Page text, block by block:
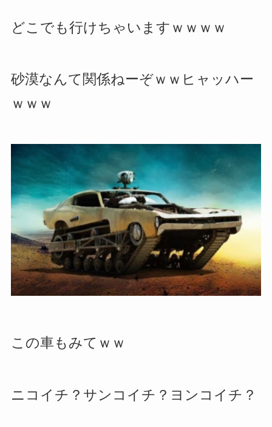
どこでも行けちゃいますｗｗｗｗ
砂漠なんて関係ねーぞｗｗヒャッハー
ｗｗｗ
この車もみてｗｗ
ニコイチ？サンコイチ？ヨンコイチ？